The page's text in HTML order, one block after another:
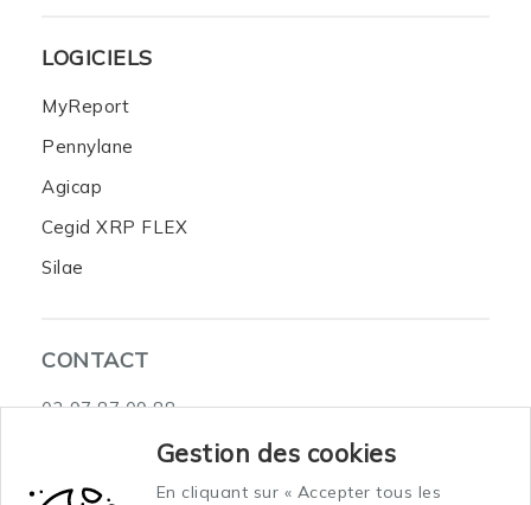
Gestion des cookies
En cliquant sur « Accepter tous les
LOGICIELS
MyReport
Pennylane
Agicap
Cegid XRP FLEX
Silae
CONTACT
02 97 87 09 88
3 Rue du Sous-Marin Venus Celtic Submarine 2
56100 Lorient